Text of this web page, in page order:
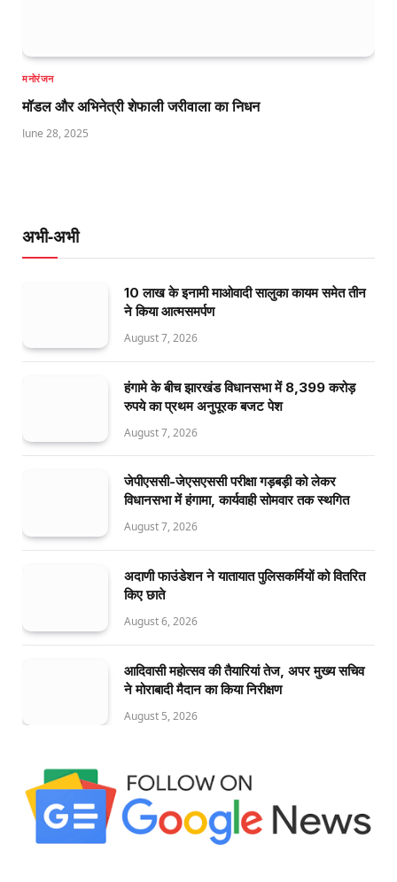
मनोरंजन
मॉडल और अभिनेत्री शेफाली जरीवाला का निधन
June 28, 2025
अभी-अभी
10 लाख के इनामी माओवादी सालुका कायम समेत तीन
ने किया आत्मसमर्पण
August 7, 2026
हंगामे के बीच झारखंड विधानसभा में 8,399 करोड़
रुपये का प्रथम अनुपूरक बजट पेश
August 7, 2026
जेपीएससी-जेएसएससी परीक्षा गड़बड़ी को लेकर
विधानसभा में हंगामा, कार्यवाही सोमवार तक स्थगित
August 7, 2026
अदाणी फाउंडेशन ने यातायात पुलिसकर्मियों को वितरित
किए छाते
August 6, 2026
आदिवासी महोत्सव की तैयारियां तेज, अपर मुख्य सचिव
ने मोराबादी मैदान का किया निरीक्षण
August 5, 2026